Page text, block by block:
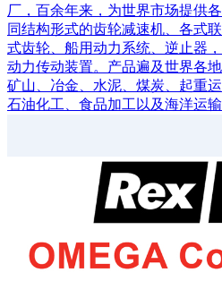
厂，百余年来，为世界市场提供
同结构形式的齿轮减速机、各式
式齿轮、船用动力系统、逆止器
动力传动装置。产品遍及世界各
矿山、冶金、水泥、煤炭、起重
石油化工、食品加工以及海洋运输